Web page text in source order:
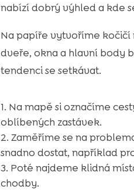
nabízí dobrý výhled a kde
Na papíře vytvoříme kočičí
dveře, okna a hlavní body
tendenci se setkávat.
Na mapě si označíme
oblíbených zastávek.
Zaměříme se na
snadno dostat, například
Poté najdeme klidná
chodby.